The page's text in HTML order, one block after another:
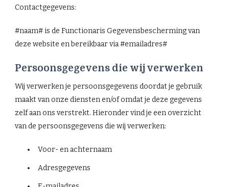
Contactgegevens:
#naam# is de Functionaris Gegevensbescherming van
deze website en bereikbaar via #emailadres#
Persoonsgegevens die wij verwerken
Wij verwerken je persoonsgegevens doordat je gebruik
maakt van onze diensten en/of omdat je deze gegevens
zelf aan ons verstrekt. Hieronder vind je een overzicht
van de persoonsgegevens die wij verwerken:
Voor- en achternaam
Adresgegevens